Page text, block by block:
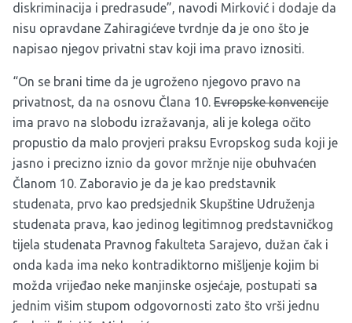
diskriminacija i predrasude”, navodi Mirković i dodaje da
nisu opravdane Zahiragićeve tvrdnje da je ono što je
napisao njegov privatni stav koji ima pravo iznositi.
“On se brani time da je ugroženo njegovo pravo na
privatnost, da na osnovu Člana 10. Evropske konvencije
ima pravo na slobodu izražavanja, ali je kolega očito
propustio da malo provjeri praksu Evropskog suda koji je
jasno i precizno iznio da govor mržnje nije obuhvaćen
Članom 10. Zaboravio je da je kao predstavnik
studenata, prvo kao predsjednik Skupštine Udruženja
studenata prava, kao jedinog legitimnog predstavničkog
tijela studenata Pravnog fakulteta Sarajevo, dužan čak i
onda kada ima neko kontradiktorno mišljenje kojim bi
možda vrijeđao neke manjinske osjećaje, postupati sa
jednim višim stupom odgovornosti zato što vrši jednu